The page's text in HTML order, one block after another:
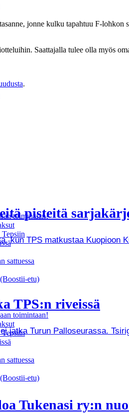
toimintaan!
sattuessa
etu)
toimintaan!
Tepsiin
sattuessa
etu)
jonne kulku tapahtuu F-
Saattajalla tulee olla myös
.
pisteitä
kun TPS matkustaa
TPS:n riveissä
jatka Turun Palloseurassa.
Tukenasi ry:n